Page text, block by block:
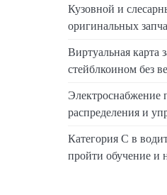
Кузовной и
оригинальных
Виртуальная
стейблкоином без
Электроснабжение
распределения и
Категория С в
пройти обучение и